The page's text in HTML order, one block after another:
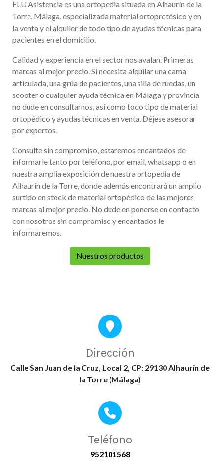
ELU Asistencia es una ortopedia situada en Alhaurín de la
Torre, Málaga, especializada material ortoprotésico y en
la venta y el alquiler de todo tipo de ayudas técnicas para
pacientes en el domicilio.
Calidad y experiencia en el sector nos avalan. Primeras
marcas al mejor precio. Si necesita alquilar una cama
articulada, una grúa de pacientes, una silla de ruedas, un
scooter o cualquier ayuda técnica en Málaga y provincia
no dude en consultarnos, así como todo tipo de material
ortopédico y ayudas técnicas en venta. Déjese asesorar
por expertos.
Consulte sin compromiso, estaremos encantados de
informarle tanto por teléfono, por email, whatsapp o en
nuestra amplia exposición de nuestra ortopedia de
Alhaurín de la Torre, donde además encontrará un amplio
surtido en stock de material ortopédico de las mejores
marcas al mejor precio. No dude en ponerse en contacto
con nosotros sin compromiso y encantados le
informaremos.
Nuestros productos
Dirección
Calle San Juan de la Cruz, Local 2, CP: 29130 Alhaurín de
la Torre (Málaga)
Teléfono
952101568